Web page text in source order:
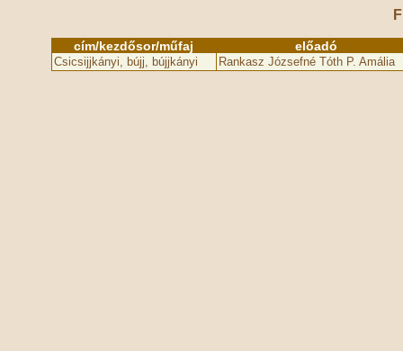
cím/kezdősor/műfaj előadó
Csicsijjkányi, bújj, bújjkányi Rankasz Józsefné Tóth P. Amália